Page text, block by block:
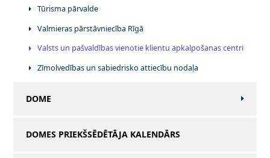
Tūrisma pārvalde
Valmieras pārstāvniecība Rīgā
Valsts un pašvaldības vienotie klientu apkalpošanas centri
Zīmolvedības un sabiedrisko attiecību nodaļa
DOME
DOMES PRIEKŠSĒDĒTĀJA KALENDĀRS